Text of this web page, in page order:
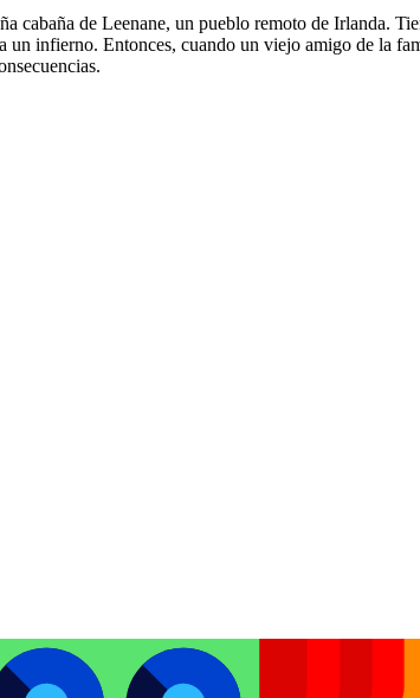
cabaña de Leenane, un pueblo remoto de Irlanda.
un infierno. Entonces, cuando un viejo amigo de la